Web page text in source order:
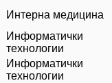
Интерна медицина
Информатички
технологии
Информатички
технологии